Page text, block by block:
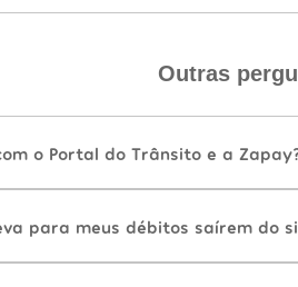
Outras
o Portal do Trânsito e a
para meus débitos saírem do